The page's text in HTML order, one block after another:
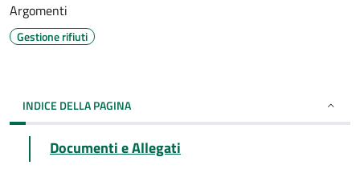
Argomenti
Gestione rifiuti
INDICE DELLA PAGINA
Documenti e Allegati